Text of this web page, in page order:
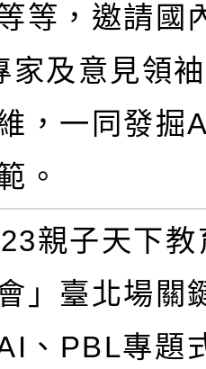
等，邀請國
家及意見領
，一同發掘
。
親子天下
」臺北場關
、PBL專題